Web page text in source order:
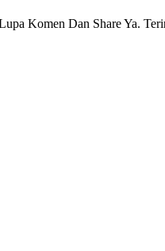
Komen Dan Share Ya.